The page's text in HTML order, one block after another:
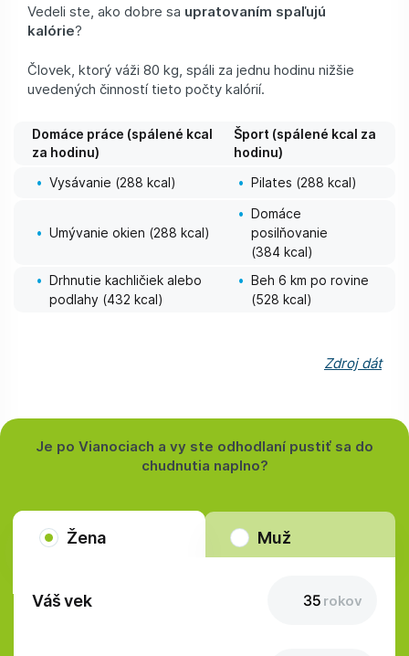
Vedeli ste, ako dobre sa upratovaním spaľujú
kalórie?
Človek, ktorý váži 80 kg, spáli za jednu hodinu nižšie
uvedených činností tieto počty kalórií.
Domáce práce (spálené kcal
za hodinu)
Šport (spálené kcal za
hodinu)
Vysávanie (288 kcal)
Pilates (288 kcal)
Umývanie okien (288 kcal)
Domáce
posilňovanie
(384 kcal)
Drhnutie kachličiek alebo
podlahy (432 kcal)
Beh 6 km po rovine
(528 kcal)
Zdroj dát
Je po Vianociach a vy ste odhodlaní pustiť sa do
chudnutia naplno?
Žena Muž
Váš vek rokov